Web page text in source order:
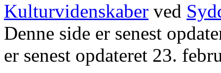
Kulturvidenskaber ved
Denne side er senest
er senest opdateret 23.